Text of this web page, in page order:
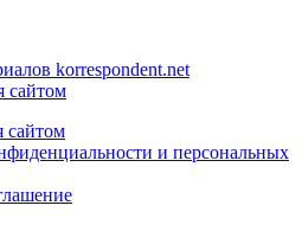
korrespondent.net
сайтом
сайтом
и персональных